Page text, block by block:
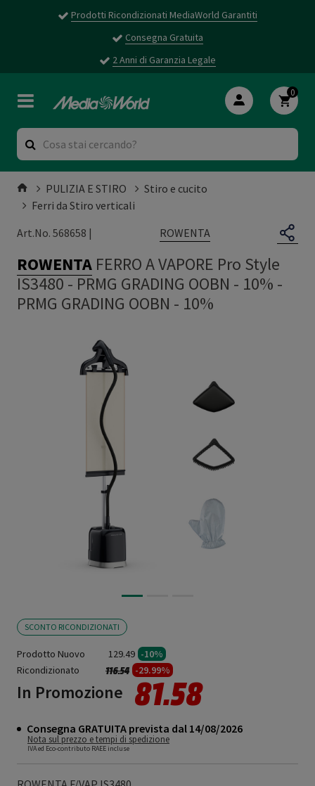
Prodotti Ricondizionati MediaWorld Garantiti
Consegna Gratuita
2 Anni di Garanzia Legale
0
PULIZIA E STIRO
Stiro e cucito
Ferri da Stiro verticali
Art.No. 568658 |
ROWENTA
ROWENTA FERRO A VAPORE Pro Style
IS3480 - PRMG GRADING OOBN - 10% -
PRMG GRADING OOBN - 10%
SCONTO RICONDIZIONATI
Prodotto Nuovo 129.49 -10%
Ricondizionato
Prezzo ridotto da
116.54a -29.99%
In Promozione 81.58
Consegna GRATUITA prevista dal 14/08/2026
Nota sul prezzo e tempi di spedizione
IVA ed Eco-contributo RAEE incluse